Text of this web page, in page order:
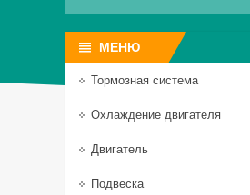
Тормозная система
Охлаждение двигателя
Двигатель
Подвеска